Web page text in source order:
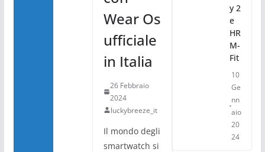
Wear Os
ufficiale
in Italia
26 Febbraio
2024
luckybreeze_it
Il mondo degli
smartwatch si
y 2
e
HR
M-
Fit
10
Ge
nn
aio
20
24